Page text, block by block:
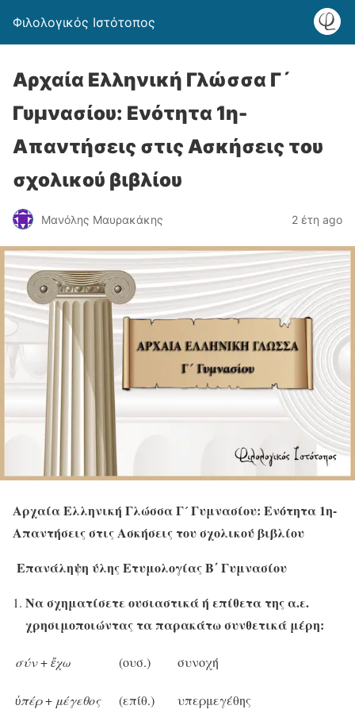
Φιλολογικός Ιστότοπος
Αρχαία Ελληνική Γλώσσα Γ´
Γυμνασίου: Ενότητα 1η-
Απαντήσεις στις Ασκήσεις του
σχολικού βιβλίου
Μανόλης Μαυρακάκης 2 έτη ago
Αρχαία Ελληνική Γλώσσα Γ´ Γυμνασίου: Ενότητα 1η-
Απαντήσεις στις Ασκήσεις του σχολικού βιβλίου
Επανάληψη ύλης Ετυμολογίας Β΄ Γυμνασίου
Να σχηματίσετε ουσιαστικά ή επίθετα της α.ε.
χρησιμοποιώντας τα παρακάτω συνθετικά μέρη:
σύν+ἔχω (ουσ.) συνοχή
ὑπέρ+ μέγεθος (επίθ.) υπερμεγέθης